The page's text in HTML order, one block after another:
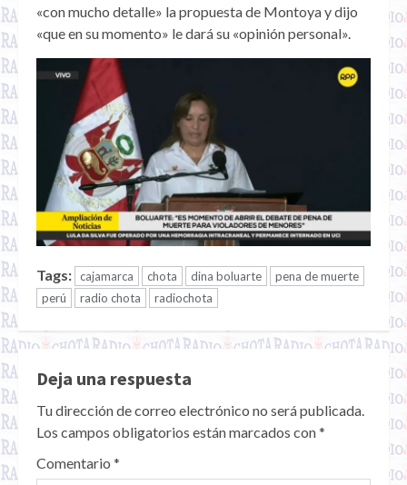
«con mucho detalle» la propuesta de Montoya y dijo
«que en su momento» le dará su «opinión personal».
Tags: cajamarca chota dina boluarte
pena de muerte
perú
radio chota radiochota
Deja una respuesta
Tu dirección de correo electrónico no será publicada.
Los campos obligatorios están marcados con*
Comentario *